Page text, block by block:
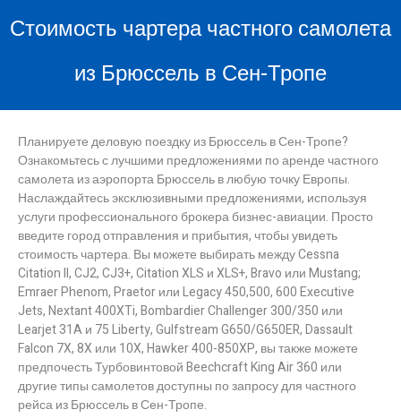
Стоимость чартера частного самолета
из Брюссель в Сен-Тропе
Планируете деловую поездку из Брюссель в Сен-Тропе?
Ознакомьтесь с лучшими предложениями по аренде частного
самолета из аэропорта Брюссель в любую точку Европы.
Наслаждайтесь эксклюзивными предложениями, используя
услуги профессионального брокера бизнес-авиации. Просто
введите город отправления и прибытия, чтобы увидеть
стоимость чартера. Вы можете выбирать между Cessna
Citation II, CJ2, CJ3+, Citation XLS и XLS+, Bravo или Mustang;
Emraer Phenom, Praetor или Legacy 450,500, 600 Executive
Jets, Nextant 400XTi, Bombardier Challenger 300/350 или
Learjet 31A и 75 Liberty, Gulfstream G650/G650ER, Dassault
Falcon 7X, 8X или 10X, Hawker 400-850XP, вы также можете
предпочесть Турбовинтовой Beechcraft King Air 360 или
другие типы самолетов доступны по запросу для частного
рейса из Брюссель в Сен-Тропе.